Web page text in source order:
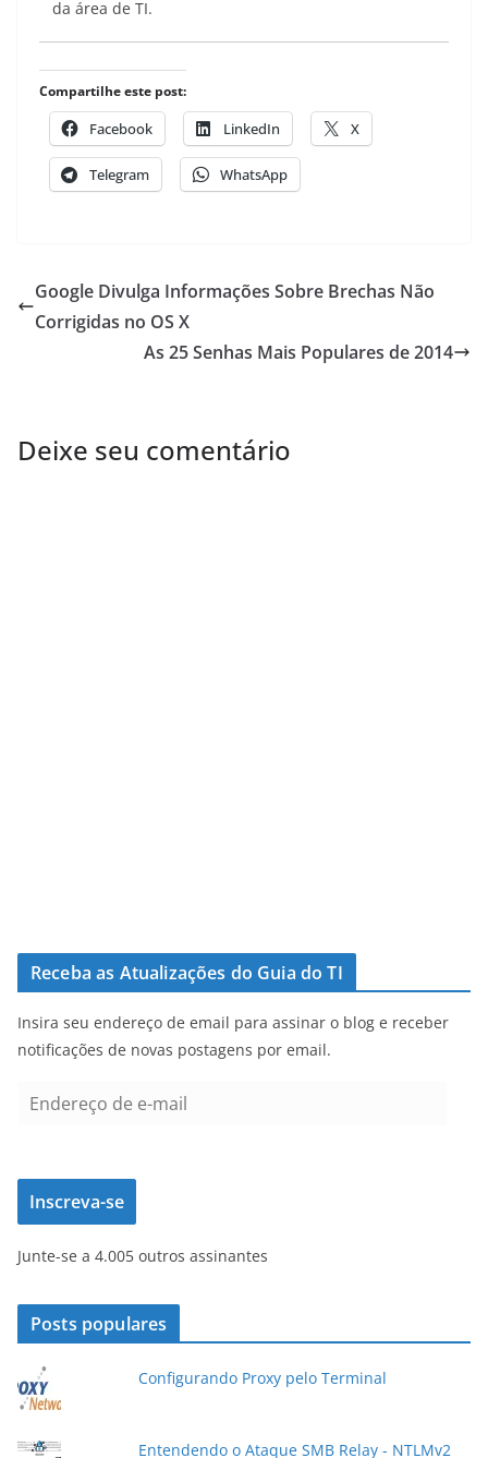
da área de TI.
Compartilhe este post:
Facebook LinkedIn X
Telegram WhatsApp
Google Divulga Informações Sobre Brechas Não
Corrigidas no OS X
As 25 Senhas Mais Populares de 2014
Deixe seu comentário
Receba as Atualizações do Guia do TI
Insira seu endereço de email para assinar o blog e receber
notificações de novas postagens por email.
e
e
ç
d
e
-
a
Inscreva-se
Junte-se a 4.005 outros assinantes
Posts populares
Configurando Proxy pelo Terminal
Entendendo o Ataque SMB Relay - NTLMv2